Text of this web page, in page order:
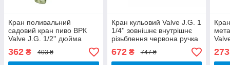
Кран поливальний
садовий кран пиво ВРК
Valve J.G. 1/2'' дюйма
362 ₴ 403 ₴
Кран кульовий Valve J.G. 1
1/4'' зовнішнє внутрішнє
різьблення червона ручка
672₴ 747 ₴ 273